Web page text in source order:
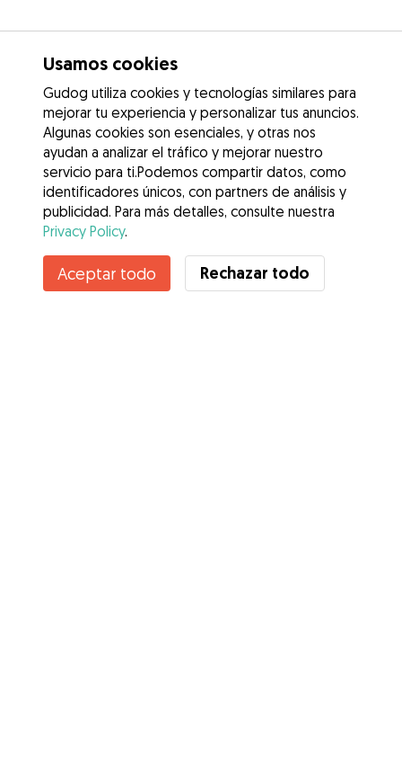
¿Conoces los Beneficios de Gudog? Ver más
Usamos cookies
Gudog utiliza cookies y tecnologías similares para
mejorar tu experiencia y personalizar tus anuncios.
Algunas cookies son esenciales, y otras nos
ayudan a analizar el tráfico y mejorar nuestro
servicio para ti.Podemos compartir datos, como
identificadores únicos, con partners de análisis y
publicidad. Para más detalles, consulte nuestra
Privacy Policy.
Aceptar todo Rechazar todo